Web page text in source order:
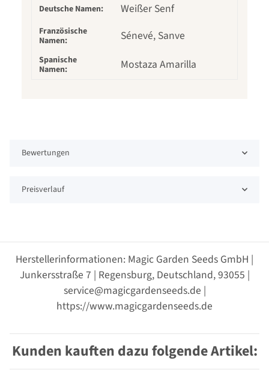
Deutsche Namen: Weißer Senf
Französische
Namen:
Sénevé, Sanve
Spanische
Namen:
Mostaza Amarilla
Bewertungen
Preisverlauf
Herstellerinformationen: Magic Garden Seeds GmbH |
Junkersstraße 7 | Regensburg, Deutschland, 93055 |
service@magicgardenseeds.de |
https://www.magicgardenseeds.de
Kunden kauften dazu folgende Artikel: